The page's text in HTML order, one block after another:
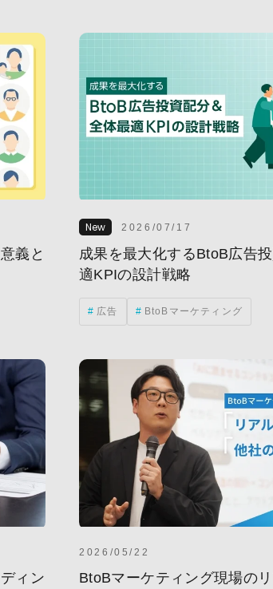
リードナーチャリング
タ グローバルマーケティング チャ
マーケティングトレンド 活用事例
ツール
イベント
グローススイッチ デマジェン(デマ
マガジン) 事例 代行
顧客満足度
義と
2026/07/17
成果を最大化するBtoB広告
適KPIの設計戦略
広告 BtoBマーケティング
ィン
2026/05/22
BtoBマーケティング現場の